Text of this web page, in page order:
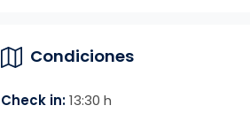
Condiciones
Check in:13:30 h